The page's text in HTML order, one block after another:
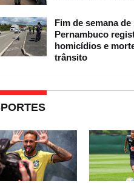
Fim de semana de
Pernambuco
homicídios e
trânsito